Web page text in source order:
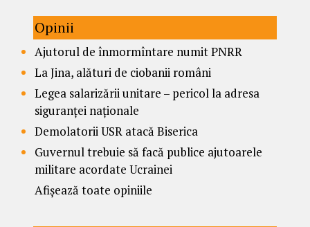
Opinii
Ajutorul de înmormîntare numit PNRR
La Jina, alături de ciobanii români
Legea salarizării unitare – pericol la adresa
siguranței naționale
Demolatorii USR atacă Biserica
Guvernul trebuie să facă publice ajutoarele
militare acordate Ucrainei
Afișează toate opiniile